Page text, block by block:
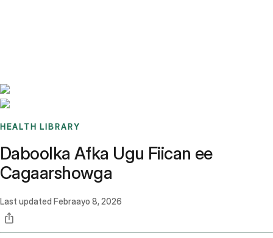
HEALTH LIBRARY
Daboolka Afka Ugu Fiican ee
Cagaarshowga
Last updated Febraayo 8, 2026